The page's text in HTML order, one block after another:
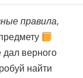
правила,
дал верного
найти